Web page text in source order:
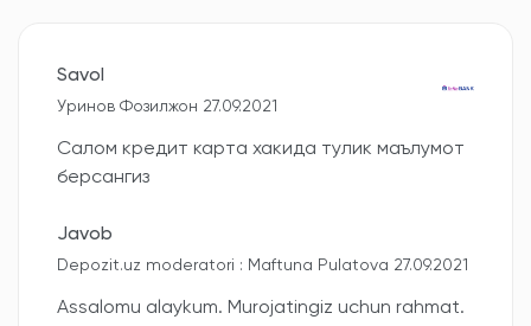
Savol
Уринов Фозилжон 27.09.2021
Салом кредит карта хакида тулик маълумот
берсангиз
Javob
Depozit.uz moderatori : Maftuna Pulatova 27.09.2021
Assalomu alaykum. Murojatingiz uchun rahmat.